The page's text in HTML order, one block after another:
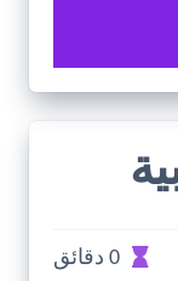
0 دقائق